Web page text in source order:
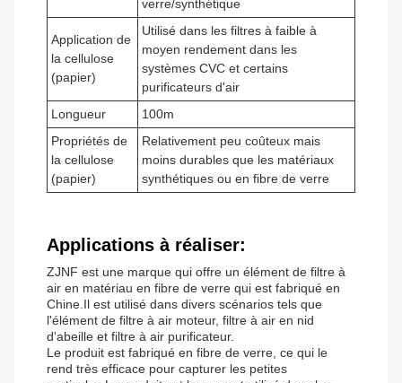
verre/synthétique
Application de
la cellulose
(papier)
Utilisé dans les filtres à faible à
moyen rendement dans les
systèmes CVC et certains
purificateurs d'air
Longueur
100m
Propriétés de
la cellulose
(papier)
Relativement peu coûteux mais
moins durables que les matériaux
synthétiques ou en fibre de verre
Applications à réaliser:
ZJNF est une marque qui offre un élément de filtre à
air en matériau en fibre de verre qui est fabriqué en
Chine.Il est utilisé dans divers scénarios tels que
l'élément de filtre à air moteur, filtre à air en nid
d'abeille et filtre à air purificateur.
Le produit est fabriqué en fibre de verre, ce qui le
rend très efficace pour capturer les petites